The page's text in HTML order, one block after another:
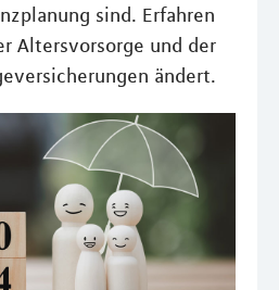
sind. Erfahren
Altersvorsorge und der
ändert.